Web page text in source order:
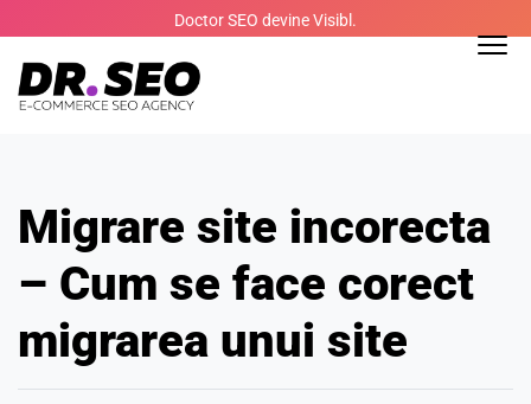
to
content
Doctor SEO devine Visibl.
Migrare site incorecta
– Cum se face corect
migrarea unui site